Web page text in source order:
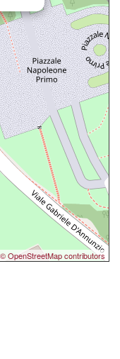
© OpenStreetMap contributors